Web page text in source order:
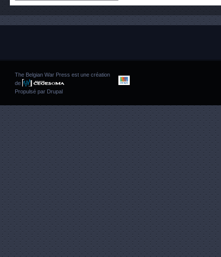
The Belgian War Press est une création
de
Propulsé par Drupal